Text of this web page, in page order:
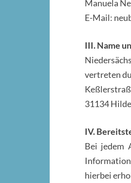
Manuela
E-Mail:
III. Name
vertreten
31134
IV.
Bei jedem
hierbei